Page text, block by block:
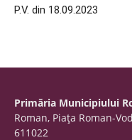
P.V. din 18.09.2023
Primăria Municipiului
Roman, Piaţa Roman-
611022